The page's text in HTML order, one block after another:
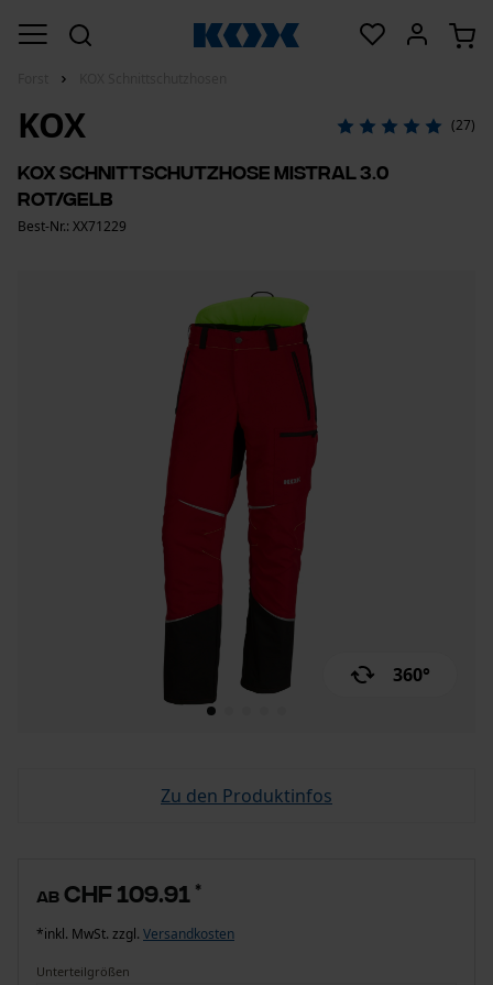
360°
KOX (27)
KOX Schnittschutzhose Mistral 3.0
Rot/Gelb
Best-Nr.: XX71229
Zu den Produktinfos
ab CHF 109.91 *
*inkl. MwSt. zzgl. Versandkosten
Unterteilgrößen